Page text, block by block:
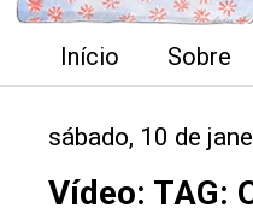
Início Sobre
sábado, 10 de
Vídeo: TAG: